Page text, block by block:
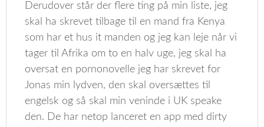
Derudover står der flere ting på min liste, jeg
skal ha skrevet tilbage til en mand fra Kenya
som har et hus it manden og jeg kan leje når vi
tager til Afrika om to en halv uge, jeg skal ha
oversat en pornonovelle jeg har skrevet for
Jonas min lydven, den skal oversættes til
engelsk og så skal min veninde i UK speake
den. De har netop lanceret en app med dirty